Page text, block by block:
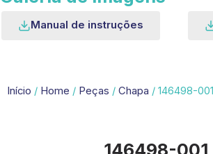
Manual de instruções
Início / Home / Peças / Chapa / 146498-001